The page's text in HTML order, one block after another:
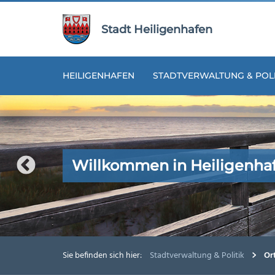
Stadt Heiligenhafen
HEILIGENHAFEN STADTVERWALTUNG &
Willkommen in
Willkommen in
Willkommen in
Willkommen in
Willkommen in
Sie befinden sich hier: Stadtverwaltung & Politik